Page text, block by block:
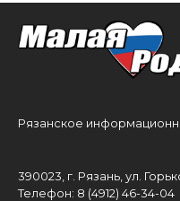
Рязанское
390023, г. Рязань, ул.
Телефон: 8 (4912) 46-34-04